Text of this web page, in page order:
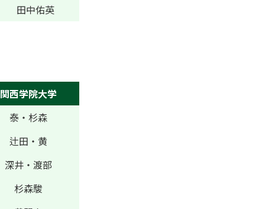
田中佑英
関西学院大学
泰・杉森
辻田・黄
深井・渡部
杉森駿